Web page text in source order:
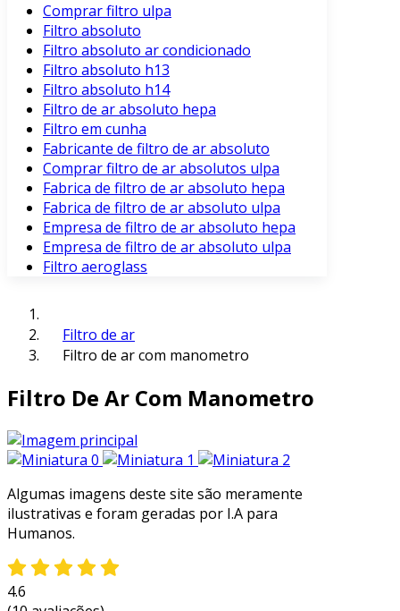
Comprar filtro ulpa
Filtro absoluto
Filtro absoluto ar condicionado
Filtro absoluto h13
Filtro absoluto h14
Filtro de ar absoluto hepa
Filtro em cunha
Fabricante de filtro de ar absoluto
Comprar filtro de ar absolutos ulpa
Fabrica de filtro de ar absoluto hepa
Fabrica de filtro de ar absoluto ulpa
Empresa de filtro de ar absoluto hepa
Empresa de filtro de ar absoluto ulpa
Filtro aeroglass
Filtro de ar
Filtro de ar com manometro
Filtro De Ar Com Manometro
Algumas imagens deste site são meramente
ilustrativas e foram geradas por I.A para
Humanos.
4.6